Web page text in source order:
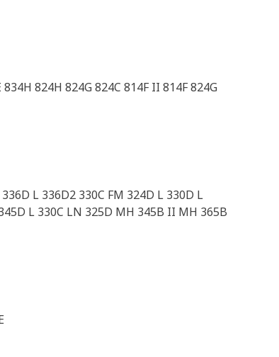
824H 824G 824C 814F II 814F 824G
L 336D2 330C FM 324D L 330D L
L 330C LN 325D MH 345B II MH 365B